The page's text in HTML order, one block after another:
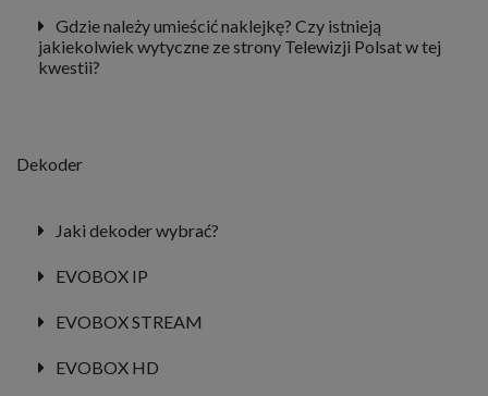
Gdzie należy umieścić naklejkę? Czy istnieją
jakiekolwiek wytyczne ze strony Telewizji Polsat w tej
kwestii?
Dekoder
Jaki dekoder wybrać?
EVOBOX IP
EVOBOX STREAM
EVOBOX HD